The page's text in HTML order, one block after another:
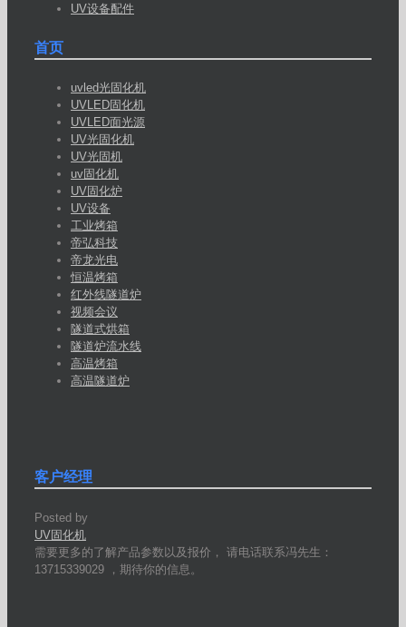
UV设备配件
首页
uvled光固化机
UVLED固化机
UVLED面光源
UV光固化机
UV光固机
uv固化机
UV固化炉
UV设备
工业烤箱
帝弘科技
帝龙光电
恒温烤箱
红外线隧道炉
视频会议
隧道式烘箱
隧道炉流水线
高温烤箱
高温隧道炉
客户经理
Posted by
UV固化机
需要更多的了解产品参数以及报价， 请电话联系冯先生：
13715339029 ，期待你的信息。